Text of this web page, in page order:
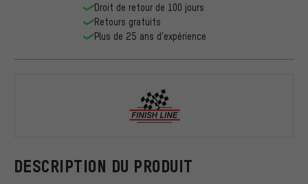
DESCRIPTION DU PRODUIT
Droit de retour de 100 jours
Retours gratuits
Plus de 25 ans d'expérience